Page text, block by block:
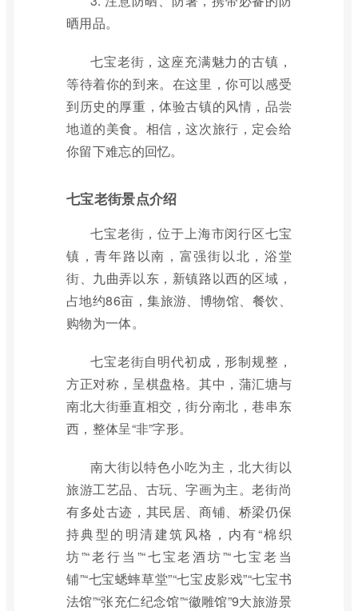
晒用品。
七宝老街，这座充满魅力的古镇，
等待着你的到来。在这里，你可以感受
到历史的厚重，体验古镇的风情，品尝
地道的美食。相信，这次旅行，定会给
你留下难忘的回忆。
七宝老街景点介绍
七宝老街，位于上海市闵行区七宝
镇，青年路以南，富强街以北，浴堂
街、九曲弄以东，新镇路以西的区域，
占地约86亩，集旅游、博物馆、餐饮、
购物为一体。
七宝老街自明代初成，形制规整，
方正对称，呈棋盘格。其中，蒲汇塘与
南北大街垂直相交，街分南北，巷串东
西，整体呈“非”字形。
南大街以特色小吃为主，北大街以
旅游工艺品、古玩、字画为主。老街尚
有多处古迹，其民居、商铺、桥梁仍保
持典型的明清建筑风格，内有“棉织
坊”“老行当”“七宝老酒坊”“七宝老当
铺”“七宝蟋蟀草堂”“七宝皮影戏”“七宝书
法馆”“张充仁纪念馆”“徽雕馆”9大旅游景